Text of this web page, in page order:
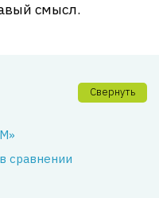
смысл.
Свернуть
сравнении